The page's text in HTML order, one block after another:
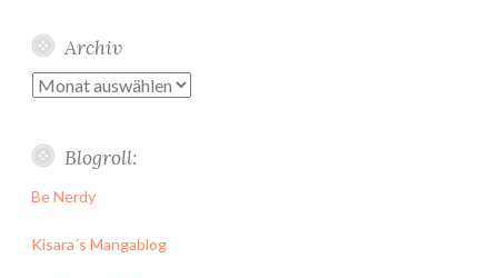
Archiv
Archiv
Blogroll:
Be Nerdy
Kisara´s Mangablog